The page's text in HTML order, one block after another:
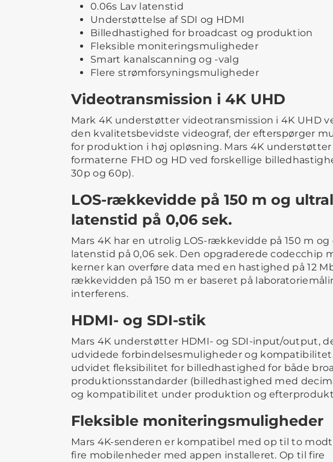
0.06s Lav latenstid
Understøttelse af SDI og HDMI
Billedhastighed for broadcast og produktion
Fleksible moniteringsmuligheder
Smart kanalscanning og -valg
Flere strømforsyningsmuligheder
Videotransmission i 4K UHD
Mark 4K understøtter videotransmission i 4K UHD
den kvalitetsbevidste videograf, der efterspørger
for produktion i høj opløsning. Mars 4K understøtter
formaterne FHD og HD ved forskellige
30p og 60p).
LOS-rækkevidde på 150 m og
latenstid på 0,06 sek.
Mars 4K har en utrolig LOS-rækkevidde på 150 m og
latenstid på 0,06 sek. Den opgraderede codecchip
kerner kan overføre data med en hastighed på 12
rækkevidden på 150 m er baseret på
interferens.
HDMI- og SDI-stik
Mars 4K understøtter HDMI- og SDI-input/output,
udvidede forbindelsesmuligheder og
udvidet fleksibilitet for billedhastighed for både
produktionsstandarder (billedhastighed med
og kompatibilitet under produktion og
Fleksible moniteringsmuligheder
Mars 4K-senderen er kompatibel med op til to
fire mobilenheder med appen installeret. Op til fire